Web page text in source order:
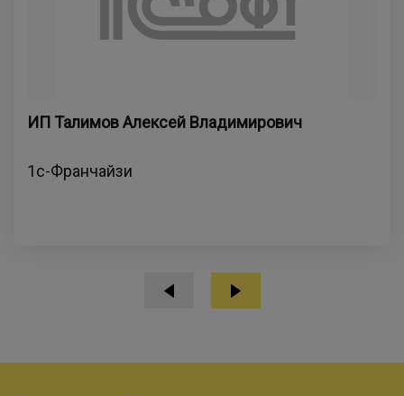
ИП Талимов Алексей Владимирович
1с-Франчайзи